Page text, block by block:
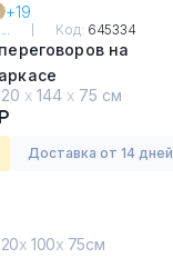
+19
Код: 645334
на
х 144 х 75 см
Доставка от 14 дней
х 100х 75см